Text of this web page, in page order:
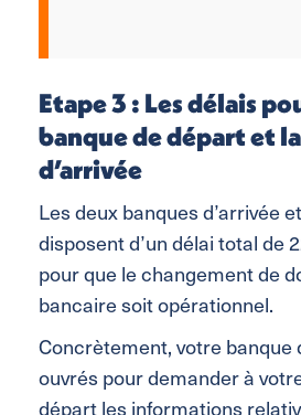
Etape 3 : Les délais
banque de départ et
d’arrivée
Les deux banques d’arrivée
disposent d’un délai total de
pour que le changement de
bancaire soit opérationnel.
Concrètement, votre banque
ouvrés pour demander à
départ les informations